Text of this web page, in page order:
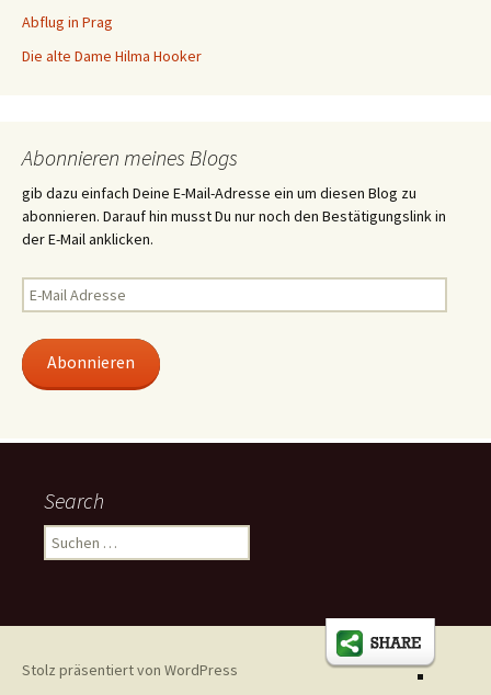
Abflug in Prag
Die alte Dame Hilma Hooker
Abonnieren meines Blogs
gib dazu einfach Deine E-Mail-Adresse ein um diesen Blog zu
abonnieren. Darauf hin musst Du nur noch den Bestätigungslink in
der E-Mail anklicken.
E-
Mail
Abonnieren
Search
Suchen
nach:
Stolz präsentiert von WordPress